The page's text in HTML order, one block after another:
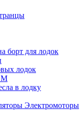
борт для лодок
лодок
в лодку
Электромоторы